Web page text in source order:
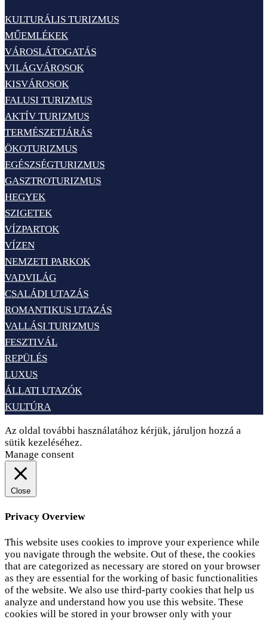
KULTURÁLIS TURIZMUS
MŰEMLÉKEK
VÁROSLÁTOGATÁS
VILÁGVÁROSOK
KISVÁROSOK
FALUSI TURIZMUS
AKTÍV TURIZMUS
TERMÉSZETJÁRÁS
ÖKOTURIZMUS
EGÉSZSÉGTURIZMUS
GASZTROTURIZMUS
HEGYEK
SZIGETEK
VÍZPARTOK
VÍZEN
NEMZETI PARKOK
VADVILÁG
CSALÁDI UTAZÁS
ROMANTIKUS UTAZÁS
VALLÁSI TURIZMUS
FESZTIVÁL
REPÜLÉS
LUXUS
ÁLLATI UTAZÓK
KULTÚRA
Az oldal további használatához kérjük, járuljon hozzá a
sütik kezeléséhez.
Manage consent
Close
Privacy Overview
This website uses cookies to improve your experience while
you navigate through the website. Out of these, the cookies
that are categorized as necessary are stored on your browser
as they are essential for the working of basic functionalities
of the website. We also use third-party cookies that help us
analyze and understand how you use this website. These
cookies will be stored in your browser only with your